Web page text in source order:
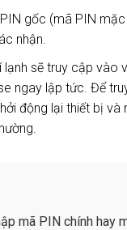
gốc (mã PIN
nhận.
lạnh sẽ truy cập vào
ngay lập tức. Để
động lại thiết bị và
mã PIN chính hay